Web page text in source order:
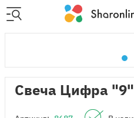
Свеча Цифра "9"